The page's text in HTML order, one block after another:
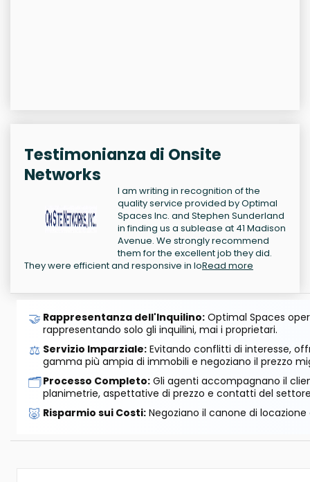
Testimonianza di Onsite
Networks
I am writing in recognition of the
quality service provided by Optimal
Spaces Inc. and Stephen Sunderland
in finding us a sublease at 41 Madison
Avenue. We strongly recommend
them for the excellent job they did.
They were efficient and responsive in loRead more
🤝 Rappresentanza dell'Inquilino: Optimal Spaces
rappresentando solo gli inquilini, mai i proprietari.
⚖️ Servizio Imparziale: Evitando conflitti di interesse,
gamma più ampia di immobili e negoziano il prezzo
🗂️Processo Completo: Gli agenti accompagnano il
planimetrie, aspettative di prezzo e contatti del
🐷 Risparmio sui Costi: Negoziano il canone di